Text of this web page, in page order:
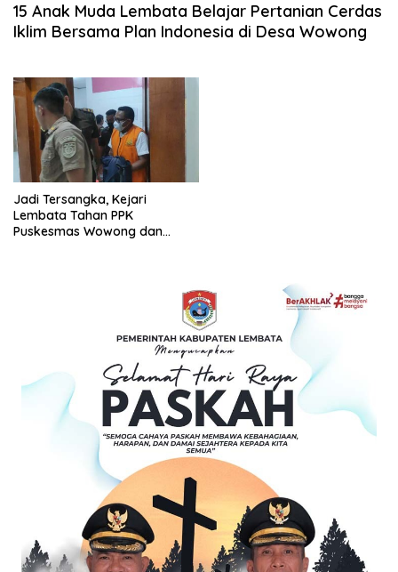
15 Anak Muda Lembata Belajar Pertanian Cerdas
Iklim Bersama Plan Indonesia di Desa Wowong
Jadi Tersangka, Kejari
Lembata Tahan PPK
Puskesmas Wowong dan